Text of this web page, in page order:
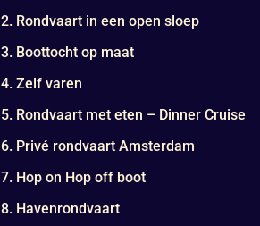
2. Rondvaart in een open sloep
3. Boottocht op maat
4. Zelf varen
5. Rondvaart met eten – Dinner Cruise
6. Privé rondvaart Amsterdam
7. Hop on Hop off boot
8. Havenrondvaart